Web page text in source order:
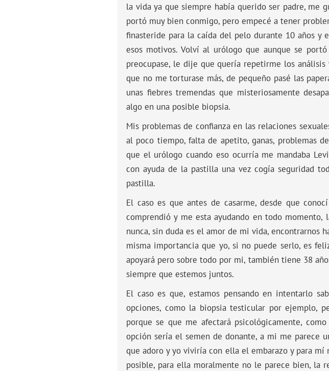
la vida ya que siempre había querido ser padre, me
portó muy bien conmigo, pero empecé a tener
finasteride para la caída del pelo durante 10 años
esos motivos. Volví al urólogo que aunque se
preocupase, le dije que quería repetirme los
que no me torturase más, de pequeño pasé las
unas fiebres tremendas que misteriosamente
algo en una posible biopsia.
Mis problemas de confianza en las relaciones
al poco tiempo, falta de apetito, ganas, problemas
que el urólogo cuando eso ocurría me mandaba
con ayuda de la pastilla una vez cogía seguridad
pastilla.
El caso es que antes de casarme, desde que
comprendió y me esta ayudando en todo
nunca, sin duda es el amor de mi vida, encontrarnos
misma importancia que yo, si no puede serlo, es
apoyará pero sobre todo por mi, también tiene 38
siempre que estemos juntos.
El caso es que, estamos pensando en intentarlo
opciones, como la biopsia testicular por ejemplo,
porque se que me afectará psicológicamente,
opción sería el semen de donante, a mi me parece
que adoro y yo viviría con ella el embarazo y para
posible, para ella moralmente no le parece bien, la